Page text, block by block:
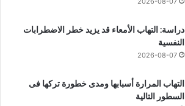
دراسة: التهاب الأمعاء قد يزيد خطر الاضطرابات
النفسية
2026-08-07
التهاب المرارة أسبابها ومدى خطورة تركها فى
السطور التالية